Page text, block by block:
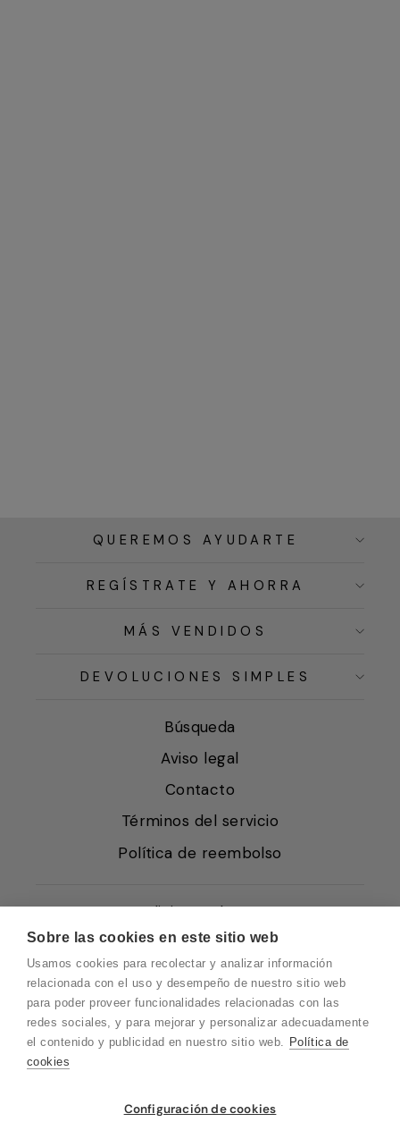
Sobre las cookies en este sitio web
Usamos cookies para recolectar y analizar información
relacionada con el uso y desempeño de nuestro sitio web
para poder proveer funcionalidades relacionadas con las
redes sociales, y para mejorar y personalizar adecuadamente
el contenido y publicidad en nuestro sitio web. Política de
cookies
Configuración de cookies
QUEREMOS AYUDARTE
REGÍSTRATE Y AHORRA
MÁS VENDIDOS
DEVOLUCIONES SIMPLES
Búsqueda
Aviso legal
Contacto
Términos del servicio
Política de reembolso
Condiciones de Venta
Quiénes somos
Política de Cookies
Protección de Datos
Blog EN
Blog DE